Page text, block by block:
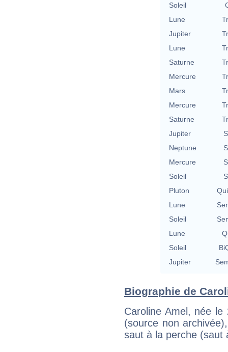
Soleil
Lune
Jupiter
Lune
Saturne
Mercure
Mars
Mercure
Saturne
Jupiter
Neptune
Mercure
Soleil
Pluton
Lune
Soleil
Lune
Soleil
Jupiter
Biographie de
Caroline Amel, née
(source non
saut à la perche (saut